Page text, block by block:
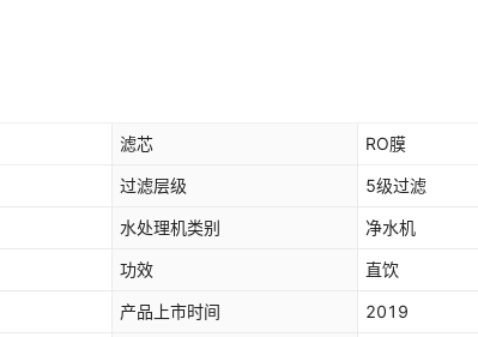
滤芯 RO膜
过滤层级 5级过滤
水处理机类别 净水机
功效 直饮
产品上市时间 2019